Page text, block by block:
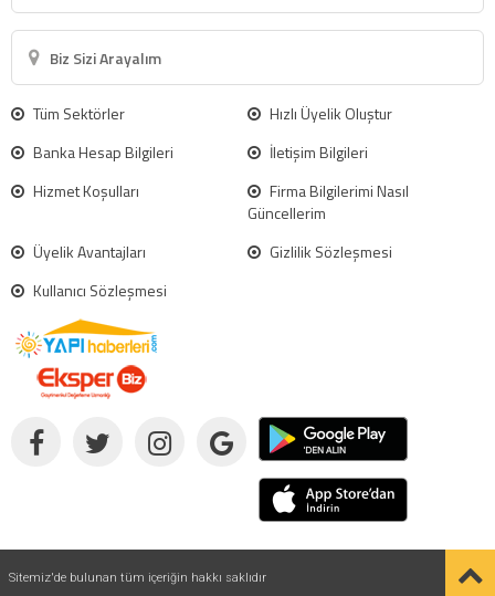
Biz Sizi Arayalım
Tüm Sektörler
Hızlı Üyelik Oluştur
Banka Hesap Bilgileri
İletişim Bilgileri
Hizmet Koşulları
Firma Bilgilerimi Nasıl
Güncellerim
Üyelik Avantajları
Gizlilik Sözleşmesi
Kullanıcı Sözleşmesi
Sitemiz'de bulunan tüm içeriğin hakkı saklıdır